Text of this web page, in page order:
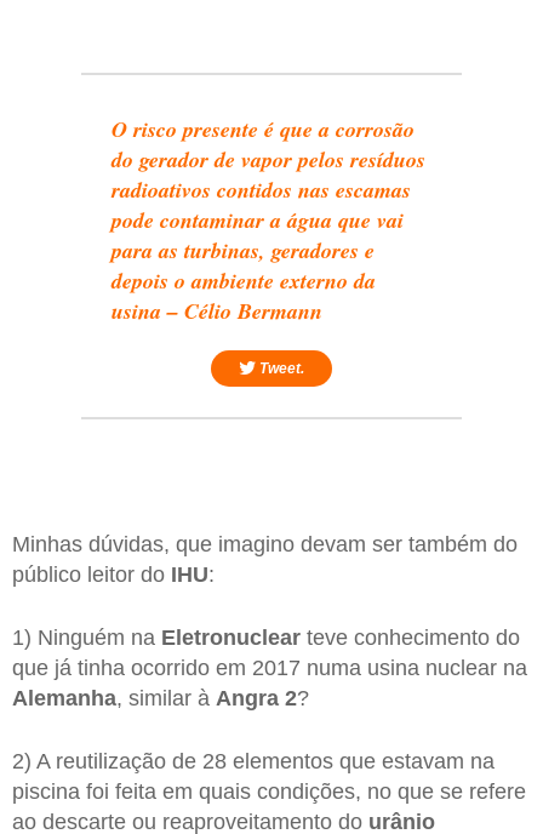
O risco presente é que a corrosão
do gerador de vapor pelos resíduos
radioativos contidos nas escamas
pode contaminar a água que vai
para as turbinas, geradores e
depois o ambiente externo da
usina – Célio Bermann
Tweet.
Minhas dúvidas, que imagino devam ser também do
público leitor do IHU:
1) Ninguém na Eletronuclear teve conhecimento do
que já tinha ocorrido em 2017 numa usina nuclear na
Alemanha, similar à Angra 2?
2) A reutilização de 28 elementos que estavam na
piscina foi feita em quais condições, no que se refere
ao descarte ou reaproveitamento do urânio